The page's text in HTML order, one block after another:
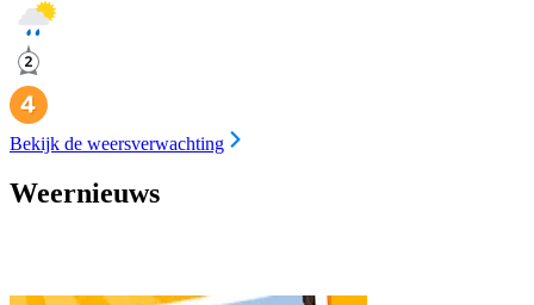
Bekijk de weersverwachting
Weernieuws